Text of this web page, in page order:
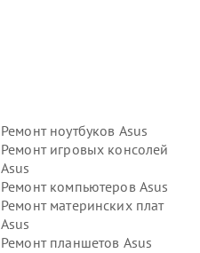
Ремонт ноутбуков Asus
Ремонт игровых консолей
Asus
Ремонт компьютеров Asus
Ремонт материнских плат
Asus
Ремонт планшетов Asus